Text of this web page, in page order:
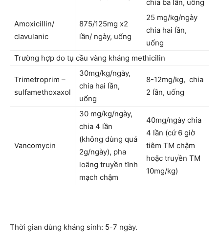
chia ba lần, uống
Amoxicillin/
clavulanic
875/125mg x2
lần/ ngày, uống
25 mg/kg/ngày
chia hai lần,
uống
Trường hợp do tụ cầu vàng kháng methicilin
Trimetroprim –
sulfamethoxaxol
30mg/kg/ngày,
chia hai lần,
uống
8-12mg/kg, chia
2 lần, uống
Vancomycin
30 mg/kg/ngày,
chia 4 lần
(không dùng quá
2g/ngày), pha
loãng truyền tĩnh
mạch chậm
40mg/ngày chia
4 lần (cứ 6 giờ
tiêm TM chậm
hoặc truyền TM
10mg/kg)
Thời gian dùng kháng sinh: 5-7 ngày.